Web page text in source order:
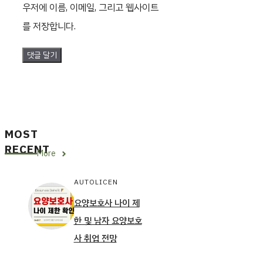
트
우저에 이름, 이메일, 그리고 웹사이트
를 저장합니다.
MOST
RECENT
More
AUTOLICEN
요양보호사 나이 제
한 및 남자 요양보호
사 취업 전망